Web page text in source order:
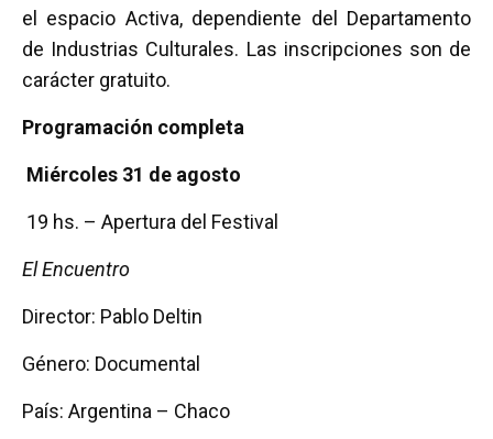
el espacio Activa, dependiente del Departamento
de Industrias Culturales. Las inscripciones son de
carácter gratuito.
Programación completa
Miércoles 31 de agosto
19 hs. – Apertura del Festival
El Encuentro
Director: Pablo Deltin
Género: Documental
País: Argentina – Chaco